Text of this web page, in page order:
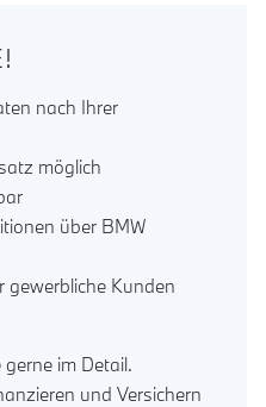
nach Ihrer
möglich
über BMW
gewerbliche Kunden
im Detail.
und Versichern